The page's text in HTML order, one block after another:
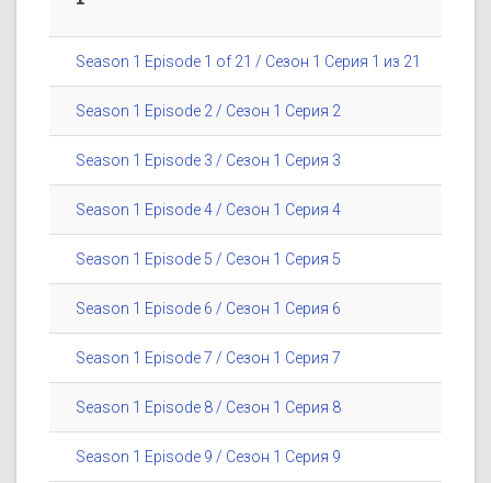
Season 1 Episode 1 of 21 / Сезон 1 Серия 1 из 21
Season 1 Episode 2 / Сезон 1 Серия 2
Season 1 Episode 3 / Сезон 1 Серия 3
Season 1 Episode 4 / Сезон 1 Серия 4
Season 1 Episode 5 / Сезон 1 Серия 5
Season 1 Episode 6 / Сезон 1 Серия 6
Season 1 Episode 7 / Сезон 1 Серия 7
Season 1 Episode 8 / Сезон 1 Серия 8
Season 1 Episode 9 / Сезон 1 Серия 9